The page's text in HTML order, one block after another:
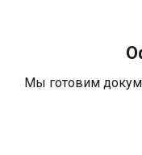
Мы готовим